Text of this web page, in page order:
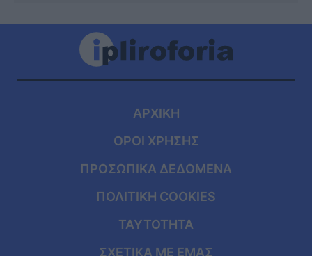
ΑΡΧΙΚΗ
ΟΡΟΙ ΧΡΗΣΗΣ
ΠΡΟΣΩΠΙΚΑ ΔΕΔΟΜΕΝΑ
ΠΟΛΙΤΙΚΗ COOKIES
ΤΑΥΤΟΤΗΤΑ
ΣΧΕΤΙΚΑ ΜΕ ΕΜΑΣ